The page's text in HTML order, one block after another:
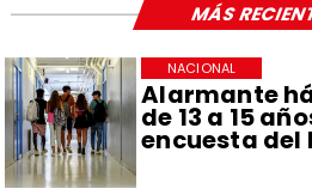
Alarmante
de 13 a 15
encuesta del
NACIONAL
MÁS